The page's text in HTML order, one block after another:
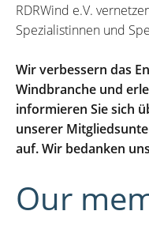
RDRWind e.V.
Spezialistinnen und
Wir verbessern das
Windbranche und
informieren Sie sich
unserer
auf. Wir bedanken
Our